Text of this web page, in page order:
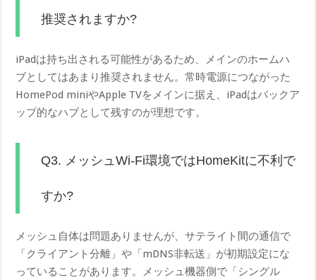
推奨されますか?
iPadは持ち出される可能性があるため、メインのホームハ
ブとしてはあまり推奨されません。常時電源につながった
HomePod miniやApple TVをメインに据え、iPadはバックア
ップ的なハブとして残すのが理想です。
Q3. メッシュWi-Fi環境ではHomeKitに不利で
すか?
メッシュ自体は問題ありませんが、サテライト間の通信で
「クライアント分離」や「mDNS非転送」が初期設定にな
っていることがあります。メッシュ機器側で「シングル